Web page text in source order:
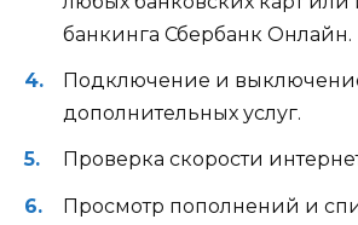
банкинга Сбербанк Онлайн.
Подключение и
дополнительных услуг.
Проверка скорости
Просмотр пополнений и